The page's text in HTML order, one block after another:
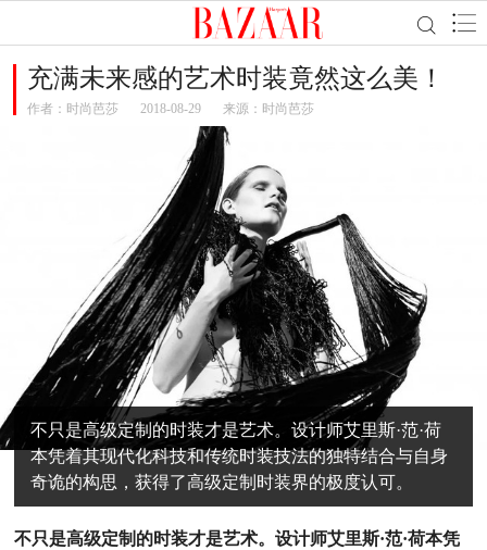
充满未来感的艺术时装竟然这么美！
作者： 时尚芭莎 2018-08-29 来源：时尚芭莎
不只是高级定制的时装才是艺术。设计师艾里斯·范·荷
本凭着其现代化科技和传统时装技法的独特结合与自身
奇诡的构思，获得了高级定制时装界的极度认可。
不只是高级定制的时装才是艺术。设计师艾里斯·范·荷本凭